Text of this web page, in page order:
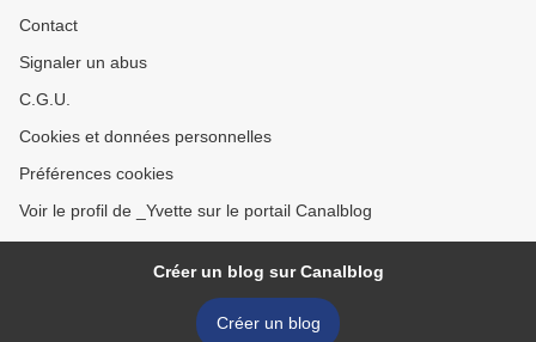
Contact
Signaler un abus
C.G.U.
Cookies et données personnelles
Préférences cookies
Voir le profil de _Yvette sur le portail Canalblog
Créer un blog sur Canalblog
Créer un blog